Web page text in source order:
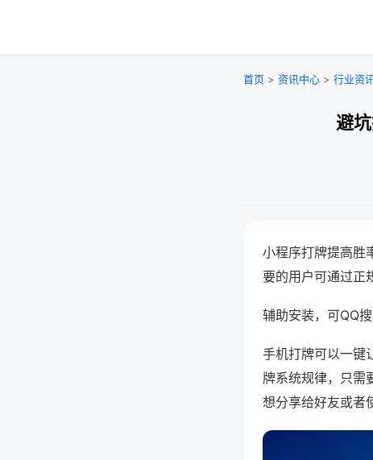
首页 > 资讯中心 > 行业资讯
避
小程序打牌提高胜
要的用户可通过正
辅助安装，可QQ
手机打牌可以一键
牌系统规律，只需
想分享给好友或者